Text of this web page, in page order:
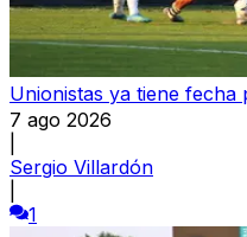
Unionistas ya tiene
7 ago 2026
Sergio Villardón
1